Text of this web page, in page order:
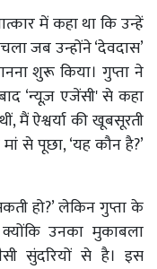
में कहा था कि उन्हें
जब उन्होंने ‘देवदास’
शुरू किया। गुप्ता ने
‘न्यूज़ एजेंसी' से कहा
मैं ऐश्वर्या की खूबसूरती
से पूछा, ‘यह कौन है?’
हो?’ लेकिन गुप्ता के
उनका मुकाबला
सुंदरियों से है। इस